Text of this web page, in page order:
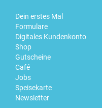
Dein erstes Mal
Formulare
Digitales Kundenkonto
Shop
Gutscheine
Café
Jobs
Speisekarte
Newsletter